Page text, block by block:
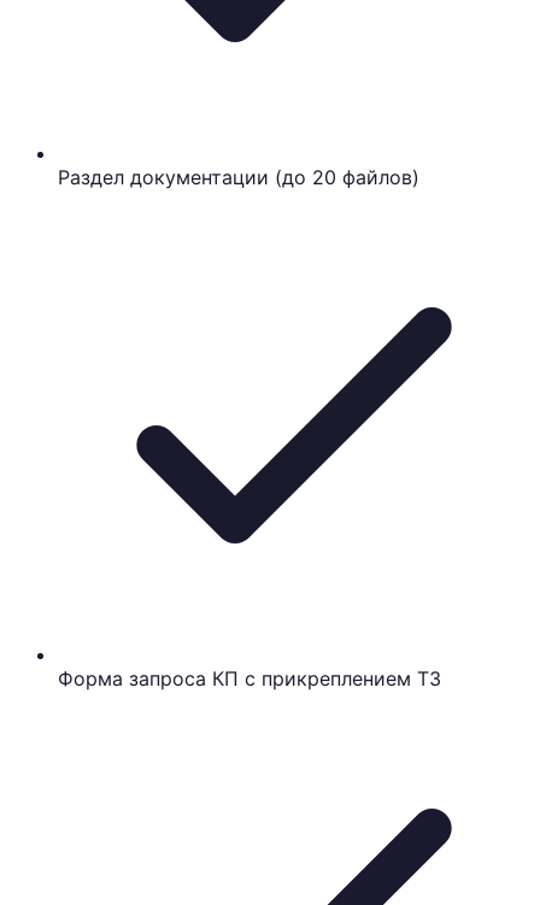
Раздел документации (до 20 файлов)
Форма запроса КП с прикреплением ТЗ